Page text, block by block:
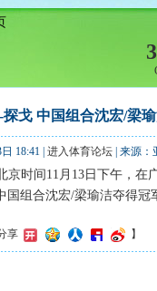
戈 中国组合沈宏/梁
18:41 | 进入体育论坛 | 来源
时间11月13日下午，在
国组合沈宏/梁瑜洁夺得冠
享 】